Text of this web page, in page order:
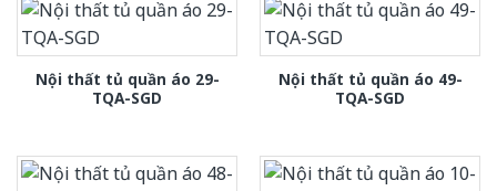
Nội thất tủ quần áo 29-
TQA-SGD
Nội thất tủ quần áo 49-
TQA-SGD